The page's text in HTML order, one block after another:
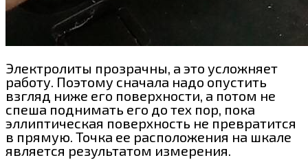
Электролиты прозрачны, а это усложняет
работу. Поэтому сначала надо опустить
взгляд ниже его поверхности, а потом не
спеша поднимать его до тех пор, пока
эллиптическая поверхность не превратится
в прямую. Точка ее расположения на шкале
является результатом измерения.